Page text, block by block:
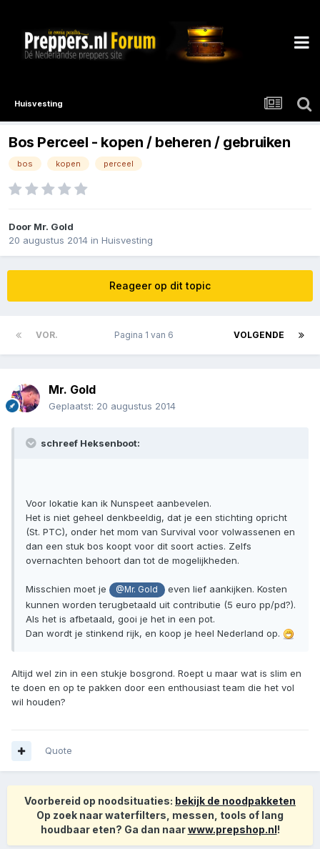
Huisvesting
Bos Perceel - kopen / beheren / gebruiken
bos kopen perceel
Door Mr. Gold
20 augustus 2014 in Huisvesting
Reageer op dit topic
VOR. VOLGENDE
Pagina 1 van 6
Mr. Gold
Geplaatst: 20 augustus 2014
schreef Heksenboot:
Voor lokatie kan ik Nunspeet aanbevelen.
Het is niet geheel denkbeeldig, dat je een stichting opricht
(St. PTC), onder het mom van Survival voor volwassenen en
dan een stuk bos koopt voor dit soort acties. Zelfs
overnachten behoort dan tot de mogelijkheden.
Misschien moet je @Mr. Gold
even lief aankijken. Kosten
kunnen worden terugbetaald uit contributie (5 euro pp/pd?).
Als het is afbetaald, gooi je het in een pot.
Dan wordt je stinkend rijk, en koop je heel Nederland op.
Altijd wel zin in een stukje bosgrond. Roept u maar wat is slim en
te doen en op te pakken door een enthousiast team die het vol
wil houden?
Quote
Voorbereid op noodsituaties: bekijk de noodpakketen
Op zoek naar waterfilters, messen, tools of lang
houdbaar eten? Ga dan naarwww.prepshop.nl!